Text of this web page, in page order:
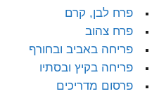
פרח לבן, קרם
פרח צהוב
פריחה באביב ובחורף
פריחה בקיץ ובסתיו
פרסום מדריכים